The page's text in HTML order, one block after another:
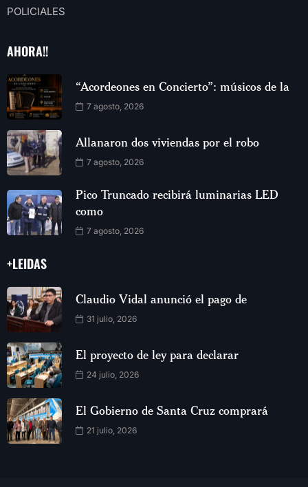
POLICIALES
AHORA!!
“Acordeones en Concierto”: músicos de la
7 agosto, 2026
Allanaron dos viviendas por el robo
7 agosto, 2026
Pico Truncado recibirá luminarias LED
como
7 agosto, 2026
+LEIDAS
Claudio Vidal anunció el pago de
31 julio, 2026
El proyecto de ley para declarar
24 julio, 2026
El Gobierno de Santa Cruz comprará
21 julio, 2026